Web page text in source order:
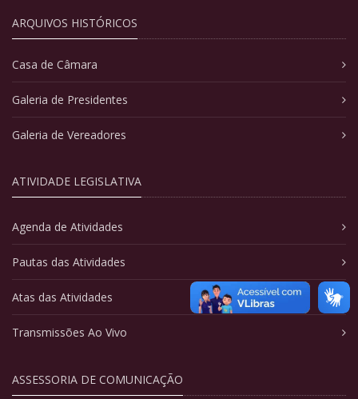
ARQUIVOS HISTÓRICOS
Casa de Câmara
Galeria de Presidentes
Galeria de Vereadores
ATIVIDADE LEGISLATIVA
Agenda de Atividades
Pautas das Atividades
Atas das Atividades
Transmissões Ao Vivo
ASSESSORIA DE COMUNICAÇÃO